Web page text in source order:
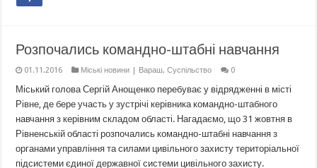
Розпочались командно-штабні навчання
01.11.2016 Міські новини | Вараш,Суспільство 0
Міський голова Сергій Анощенко перебуває у відрядженні в місті
Рівне, де бере участь у зустрічі керівника командно-штабного
навчання з керівним складом області. Нагадаємо, що 31 жовтня в
Рівненській області розпочались командно-штабні навчання з
органами управління та силами цивільного захисту територіальної
підсистеми єдиної державної системи цивільного захисту.